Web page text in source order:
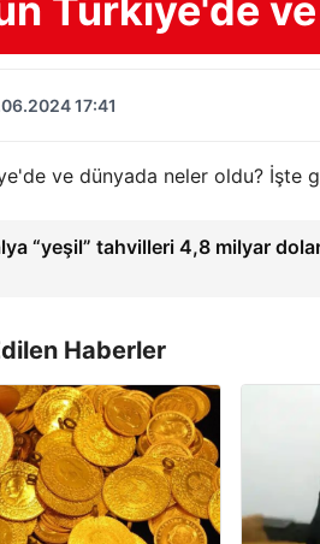
Türkiye'de
17:41
ve dünyada neler oldu? İşte
“yeşil” tahvilleri 4,8 milyar
Haberler